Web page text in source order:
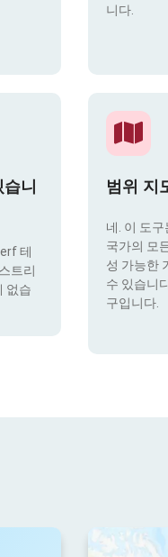
니다.
니
테
트리
없습
범위 지
네. 이 도
국가의 모
성 가능한
수 있습니
구입니다.